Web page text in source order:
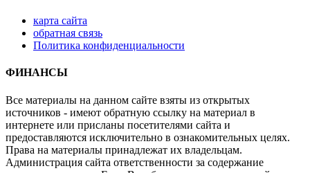
карта сайта
обратная связь
Политика конфиденциальности
ФИНАНСЫ
Все материалы на данном сайте взяты из открытых
источников - имеют обратную ссылку на материал в
интернете или присланы посетителями сайта и
предоставляются исключительно в ознакомительных целях.
Права на материалы принадлежат их владельцам.
Администрация сайта ответственности за содержание